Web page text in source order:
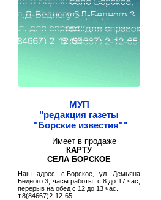
МУП
"редакция газеты
"Борские известия""
Имеет в продаже
КАРТУ
СЕЛА БОРСКОЕ
Наш адрес: с.Борское, ул. Демьяна
Бедного 3, часы работы: с 8 до 17 час,
перерыв на обед с 12 до 13 час.
т.8(84667)2-12-65